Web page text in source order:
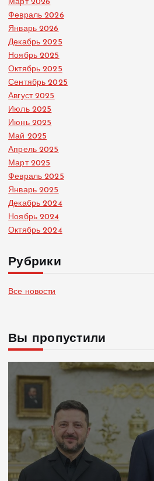
Март 2026
Февраль 2026
Январь 2026
Декабрь 2025
Ноябрь 2025
Октябрь 2025
Сентябрь 2025
Август 2025
Июль 2025
Июнь 2025
Май 2025
Апрель 2025
Март 2025
Февраль 2025
Январь 2025
Декабрь 2024
Ноябрь 2024
Октябрь 2024
Рубрики
Все новости
Вы пропустили